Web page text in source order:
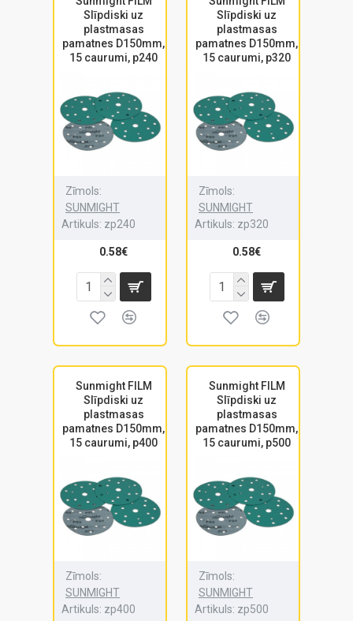
Slīpdiski uz
plastmasas
pamatnes D150mm,
15 caurumi, p240
Zīmols:
SUNMIGHT
Artikuls: zp240
0.58€
Slīpdiski uz
plastmasas
pamatnes D150mm,
15 caurumi, p320
Zīmols:
SUNMIGHT
Artikuls: zp320
0.58€
Sunmight FILM
Slīpdiski uz
plastmasas
pamatnes D150mm,
15 caurumi, p400
Zīmols:
SUNMIGHT
Artikuls: zp400
Sunmight FILM
Slīpdiski uz
plastmasas
pamatnes D150mm,
15 caurumi, p500
Zīmols:
SUNMIGHT
Artikuls: zp500